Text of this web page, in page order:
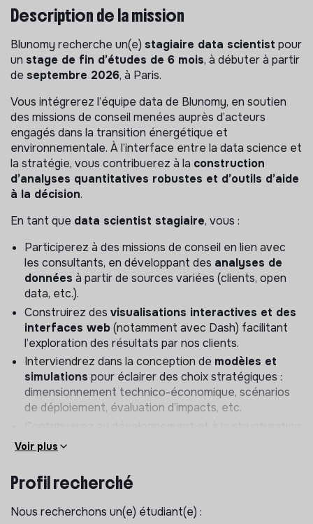
Description de la mission
Blunomy recherche un(e) stagiaire data scientist pour
un stage de fin d’études de 6 mois, à débuter à partir
de septembre 2026, à Paris.
Vous intégrerez l’équipe data de Blunomy, en soutien
des missions de conseil menées auprès d’acteurs
engagés dans la transition énergétique et
environnementale. À l’interface entre la data science et
la stratégie, vous contribuerez à la construction
d’analyses quantitatives robustes et d’outils d’aide
à la décision.
En tant que data scientist stagiaire, vous :
Participerez à des missions de conseil en lien avec
les consultants, en développant des analyses de
données à partir de sources variées (clients, open
data, etc.).
Construirez des visualisations interactives et des
interfaces web(notamment avec Dash) facilitant
l’exploration des résultats par nos clients.
Interviendrez dans la conception de modèles et
simulations pour éclairer des choix stratégiques :
dimensionnement technico-économique, scénarios
de déploiement, évaluation d’impacts, etc.
Contribuerez au développement et à la structuration
d’outils internes réutilisables
Participerez aux échanges avec les équipes projets, et
Voir plus
Profil recherché
Nous recherchons un(e) étudiant(e) :